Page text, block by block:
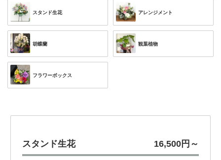
スタンド生花 アレンジメント
胡蝶蘭 観葉植物
フラワーボックス
スタンド生花 16,500円～